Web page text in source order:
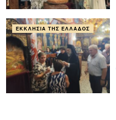
ΕΚΚΛΗΣΊΑ ΤΗΣ ΕΛΛΆΔΟΣ